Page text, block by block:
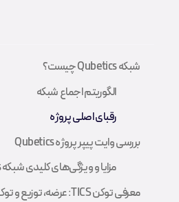
شبکه Qubetics چیست؟
الگوریتم اجماع شبکه
رقبای اصلی پروژه
بررسی وایت پیپر پروژه Qubetics
مزایا و ویژگی‌های کلیدی شبکه Qubetics
معرفی توکن TICS: عرضه، توزیع و توکنومیکس